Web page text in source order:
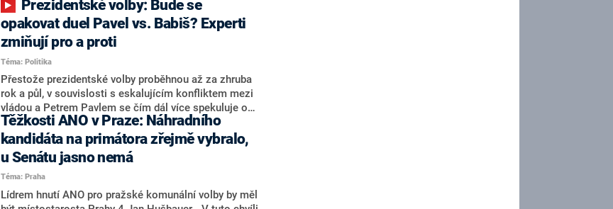
ministryně spravedlnosti ODS Eva Decroix. V
rozhovoru pro CNN Prima NEWS si nebrala servítky
ohledně politického výkonu svého nástupce Jeronýma
Tejce (za ANO) či vládní zmocněnkyně pro lidská
práva Taťány Malé (ANO). Označením „svoloč“ na
adresu vlády prý byla ještě hodná. Decroix se také
vrátila k volební porážce koalice Spolu či promluvila o
hnutí Naše Česko Martina Kuby.
opakovat duel Pavel vs. Babiš? Experti
zmiňují pro a proti
Téma: Politika
Přestože prezidentské volby proběhnou až za zhruba
rok a půl, v souvislosti s eskalujícím konfliktem mezi
vládou a Petrem Pavlem se čím dál více spekuluje o
tom, koho by do bitvy o Hrad mohla vyslat současná
koalice. Někteří političtí komentátoři znovu vytahují
jméno premiéra Andreje Babiše (ANO). Jak moc je
pravděpodobné, že se v prezidentských volbách 2028
bude znovu opakovat souboj z roku 2023?
Těžkosti ANO v Praze: Náhradního
kandidáta na primátora zřejmě vybralo,
u Senátu jasno nemá
Téma: Praha
Lídrem hnutí ANO pro pražské komunální volby by měl